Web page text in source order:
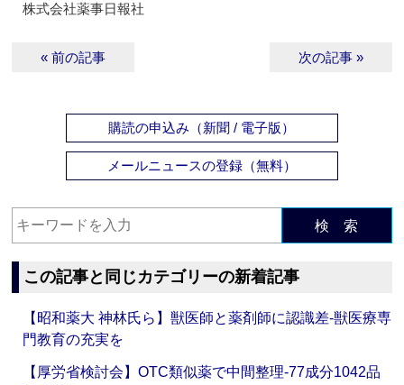
株式会社薬事日報社
« 前の記事 次の記事 »
購読の申込み（新聞 / 電子版）
メールニュースの登録（無料）
検 索
この記事と同じカテゴリーの新着記事
【昭和薬大 神林氏ら】獣医師と薬剤師に認識差‐獣医療専
門教育の充実を
【厚労省検討会】OTC類似薬で中間整理‐77成分1042品